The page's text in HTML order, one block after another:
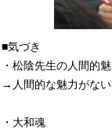
■気づき
・松陰先生の人間的
→人間的な魅力がない
・大和魂